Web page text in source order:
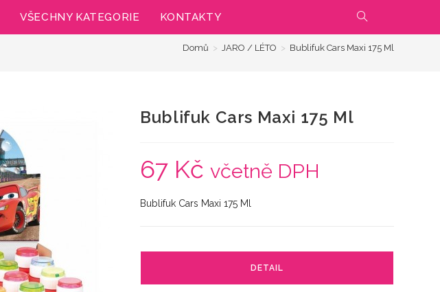
VŠECHNY KATEGORIE KONTAKTY PŘEPNOUT
VYHLEDÁVÁNÍ
Domů > JARO / LÉTO > Bublifuk Cars Maxi 175 Ml
Bublifuk Cars Maxi 175 Ml
67 Kč včetně DPH
Bublifuk Cars Maxi 175 Ml
DETAIL